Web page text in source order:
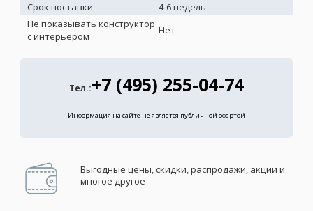
Срок поставки
4-6 недель
Не показывать конструктор
с интерьером
Нет
Тел.:+7 (495) 255-04-74
Информация на сайте не является публичной офертой
Выгодные цены, скидки, распродажи, акции и
многое другое